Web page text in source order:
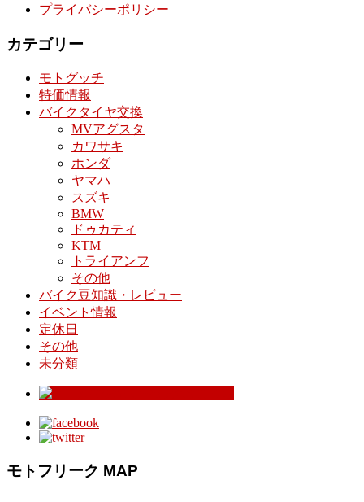
プライバシーポリシー
カテゴリー
モトグッチ
特価情報
バイクタイヤ交換
MVアグスタ
カワサキ
ホンダ
ヤマハ
スズキ
BMW
ドゥカティ
KTM
トライアンフ
その他
バイク豆知識・レビュー
イベント情報
定休日
その他
未分類
モトフリーク MAP